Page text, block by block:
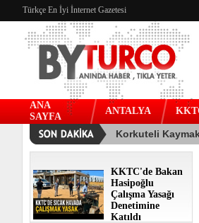
Türkçe En İyi İnternet Gazetesi
ANA
SAYFA
ANTALYA
KKTC'de Bakan
Hasipoğlu
Çalışma Yasağı
Denetimine
Katıldı